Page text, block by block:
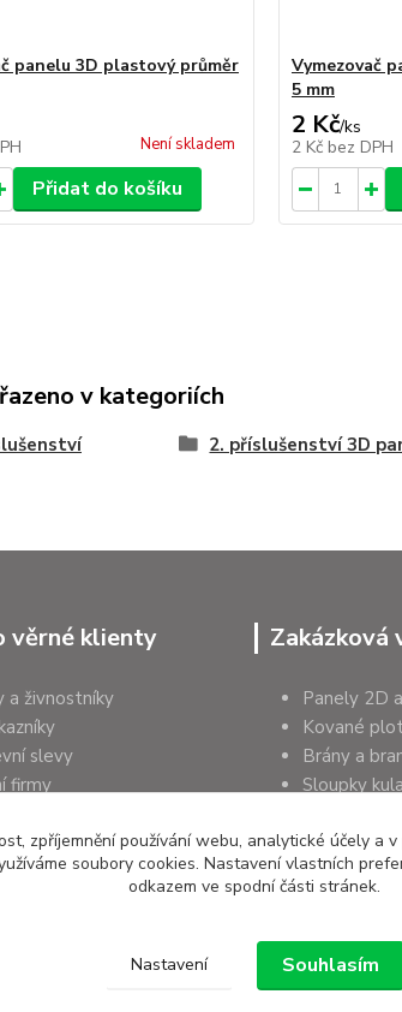
panelu 3D plastový průměr
Není skladem
Přidat do košíku
Vymezovač
5 mm
2 Kč/ks
2 Kč bez DPH
v kategoriích
2. příslušenství 3D
věrné klienty
a živnostníky
slevy
firmy
Zakázková
Panely 2D
Kované
Brány a
Sloupky
zpříjemnění používání webu, analytické účely a
soubory cookies. Nastavení vlastních
odkazem ve spodní části stránek.
Nastavení Souhlasím